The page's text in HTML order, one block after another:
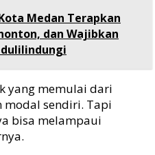
Medan Terapkan
dan Wajibkan
yang memulai dari
modal sendiri. Tapi
bisa melampaui